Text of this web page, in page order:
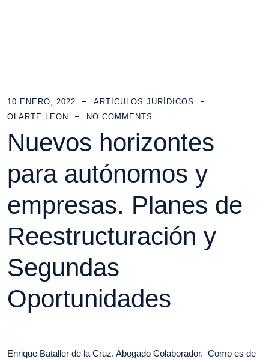
10 ENERO, 2022
ARTÍCULOS JURÍDICOS
OLARTE LEON
NO COMMENTS
Nuevos horizontes
para autónomos y
empresas. Planes de
Reestructuración y
Segundas
Oportunidades
Enrique Bataller de la Cruz. Abogado Colaborador. Como es de